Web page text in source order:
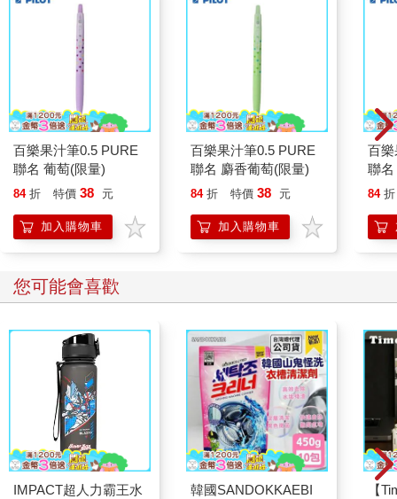
百樂果汁筆0.5 PURE
聯名 葡萄(限量)
84 折 特價 38 元
加入購物車
百樂果汁筆0.5 PURE
聯名 麝香葡萄(限量)
84 折 特價 38 元
加入購物車
百
聯
84 折
您可能會喜歡
IMPACT超人力霸王水
韓國SANDOKKAEBI
【